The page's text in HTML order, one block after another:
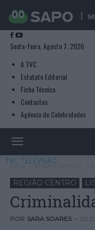
Sexta-feira, Agosto 7, 2026
A TVC
Estatuto Editorial
Ficha Técnica
Contactos
Agência de Celebridades
TVC TELEVISÃO
Início REGIÃO CENTRO
REGIÃO CENTRO
POR SARA SOARES - 20